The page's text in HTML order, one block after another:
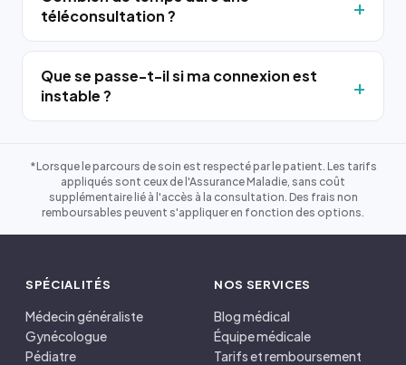
téléconsultation ?
Que se passe-t-il si ma connexion est
instable ?
*Lorsque le parcours de soin est respecté par le patient. Les tarifs
appliqués sont ceux de l'Assurance Maladie, sans coût
supplémentaire lié à l'accès à la consultation. Des frais non
remboursables peuvent s'appliquer en fonction des options.
SPÉCIALITÉS
Médecin généraliste
Gynécologue
Pédiatre
NOS SERVICES
Blog médical
Équipe médicale
Tarifs et remboursement